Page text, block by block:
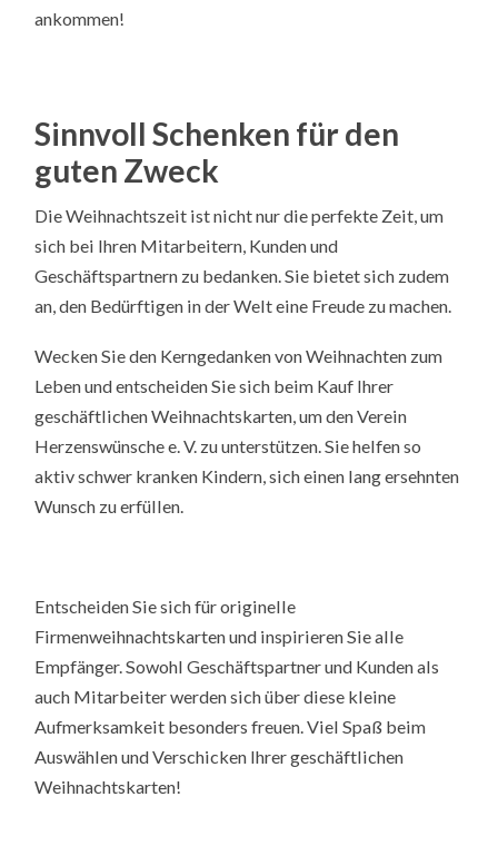
ankommen!
Sinnvoll Schenken für den
guten Zweck
Die Weihnachtszeit ist nicht nur die perfekte Zeit, um
sich bei Ihren Mitarbeitern, Kunden und
Geschäftspartnern zu bedanken. Sie bietet sich zudem
an, den Bedürftigen in der Welt eine Freude zu machen.
Wecken Sie den Kerngedanken von Weihnachten zum
Leben und entscheiden Sie sich beim Kauf Ihrer
geschäftlichen Weihnachtskarten, um den Verein
Herzenswünsche e. V. zu unterstützen. Sie helfen so
aktiv schwer kranken Kindern, sich einen lang ersehnten
Wunsch zu erfüllen.
Entscheiden Sie sich für originelle
Firmenweihnachtskarten und inspirieren Sie alle
Empfänger. Sowohl Geschäftspartner und Kunden als
auch Mitarbeiter werden sich über diese kleine
Aufmerksamkeit besonders freuen. Viel Spaß beim
Auswählen und Verschicken Ihrer geschäftlichen
Weihnachtskarten!